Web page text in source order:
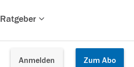
Ratgeber
Anmelden Zum Abo